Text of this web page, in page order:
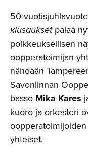
50-
kiusauksetpalaa
poikkeuksellisen
oopperatoimijan
nähdään
Savonlinnan
basso Mika Kares
kuoro ja orkesteri
yhteiset.